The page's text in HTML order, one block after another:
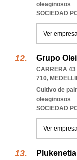
oleaginosos
SOCIEDAD
Ver
Grupo
CARRERA 43
710,
Cultivo de
oleaginosos
SOCIEDAD
Ver